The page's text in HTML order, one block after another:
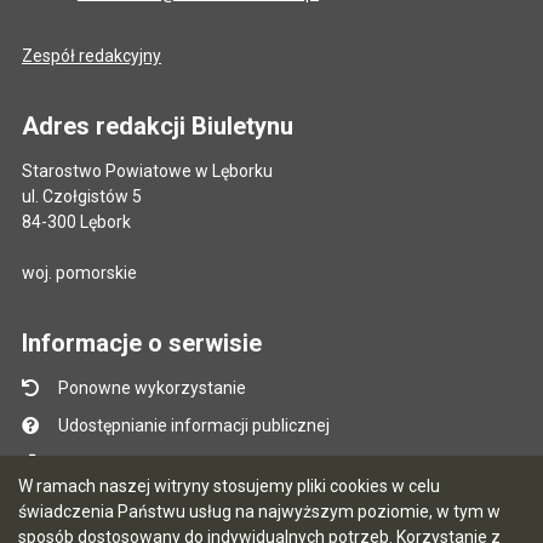
W ramach naszej witryny stosujemy pliki cookies w celu
świadczenia Państwu usług na najwyższym poziomie, w tym w
sposób dostosowany do indywidualnych potrzeb. Korzystanie z
Zespół redakcyjny
Adres redakcji Biuletynu
Starostwo Powiatowe w Lęborku
ul. Czołgistów 5
84-300 Lębork
woj. pomorskie
Informacje o serwisie
Ponowne wykorzystanie
Udostępnianie informacji publicznej
Instrukcja obsługi
Statystyki oglądalności